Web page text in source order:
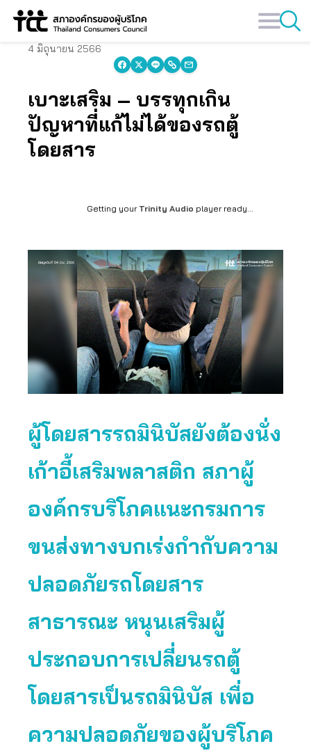
Skip
content
4 มิถุนายน 2566
เบาะเสริม – บรรทุกเกิน
ปัญหาที่แก้ไม่ได้ของรถตู้
โดยสาร
Getting your Trinity Audio player ready...
ผู้โดยสารรถมินิบัสยังต้องนั่ง
เก้าอี้เสริมพลาสติก สภาผู้
องค์กรบริโภคแนะกรมการ
ขนส่งทางบกเร่งกำกับความ
ปลอดภัยรถโดยสาร
สาธารณะ หนุนเสริมผู้
ประกอบการเปลี่ยนรถตู้
โดยสารเป็นรถมินิบัส เพื่อ
ความปลอดภัยของผู้บริโภค